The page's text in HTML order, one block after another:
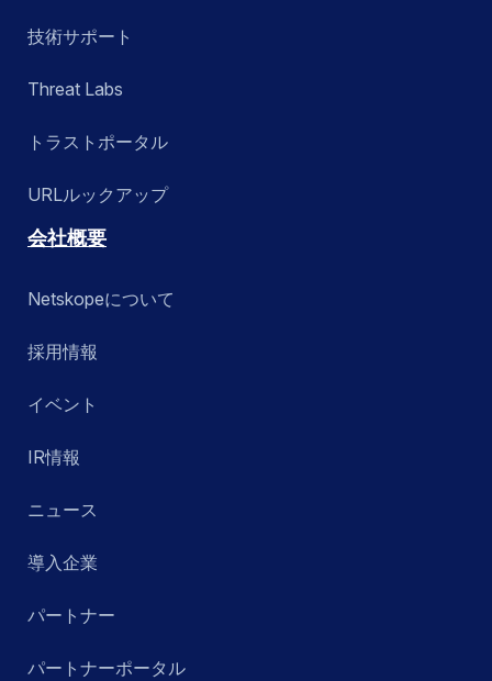
技術サポート
Threat Labs
トラストポータル
URLルックアップ
会社概要
Netskopeについて
採用情報
イベント
IR情報
ニュース
導入企業
パートナー
パートナーポータル